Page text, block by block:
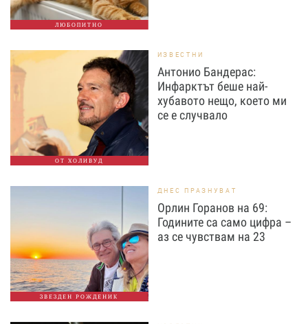
ЛЮБОПИТНО
ОТ ХОЛИВУД
ИЗВЕСТНИ
Антонио Бандерас:
Инфарктът беше най-
хубавото нещо, което ми
се е случвало
ЗВЕЗДЕН РОЖДЕНИК
ДНЕС ПРАЗНУВАТ
Орлин Горанов на 69:
Годините са само цифра –
аз се чувствам на 23